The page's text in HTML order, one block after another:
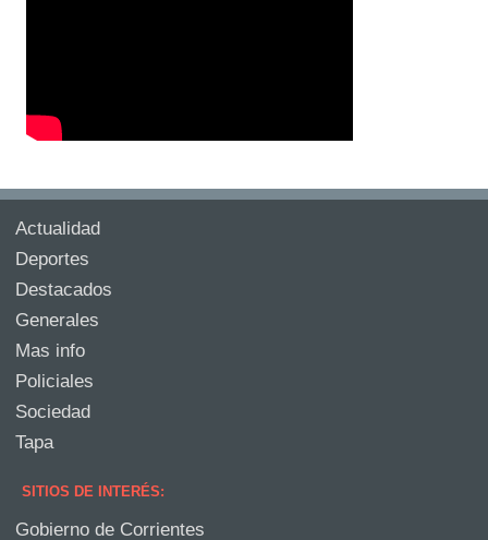
Actualidad
Deportes
Destacados
Generales
Mas info
Policiales
Sociedad
Tapa
SITIOS DE INTERÉS:
Gobierno de Corrientes